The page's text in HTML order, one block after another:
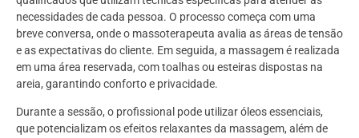
necessidades de cada pessoa. O processo começa com uma
breve conversa, onde o massoterapeuta avalia as áreas de tensão
e as expectativas do cliente. Em seguida, a massagem é realizada
em uma área reservada, com toalhas ou esteiras dispostas na
areia, garantindo conforto e privacidade.
Durante a sessão, o profissional pode utilizar óleos essenciais,
que potencializam os efeitos relaxantes da massagem, além de